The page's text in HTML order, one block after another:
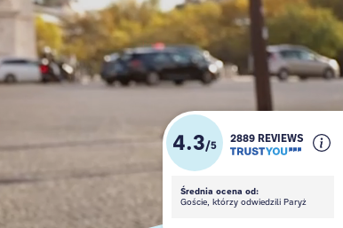
4.3/5
2889 REVIEWS
Średnia ocena od:
Goście, którzy odwiedzili Paryż